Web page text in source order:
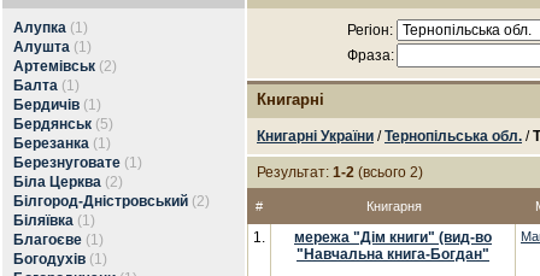
Алупка (1)
Алушта (1)
Артемівськ (2)
Балта (1)
Бердичів (1)
Бердянськ (5)
Березанка (1)
Березнуговате (1)
Біла Церква (2)
Білгород-Дністровський (2)
Біляївка (1)
Благоєве (1)
Богодухів (1)
Регіон:
Фраза:
Книгарні
Книгарні України /Тернопільська обл. /
Результат: 1-2 (всього 2)
# Книгарня
1.
мережа "Дім книги" (вид-во
"Навчальна книга-Богдан"